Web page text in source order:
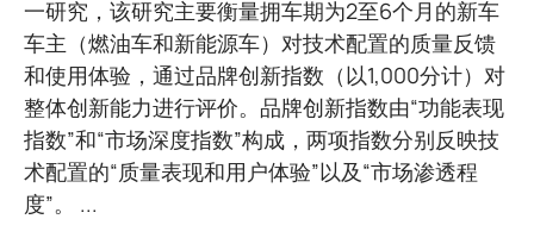
一研究，该研究主要衡量拥车期为2至6个月的新车
车主（燃油车和新能源车）对技术配置的质量反馈
和使用体验，通过品牌创新指数（以1,000分计）对
整体创新能力进行评价。品牌创新指数由“功能表现
指数”和“市场深度指数”构成，两项指数分别反映技
术配置的“质量表现和用户体验”以及“市场渗透程
度”。 ...